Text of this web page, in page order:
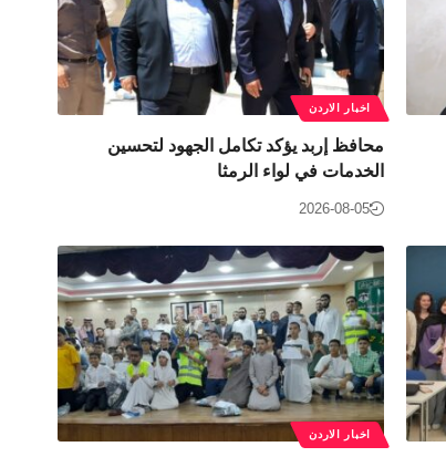
اخبار الاردن
محافظ إربد يؤكد تكامل الجهود لتحسين
الخدمات في لواء الرمثا
2026-08-05
اخبار الاردن